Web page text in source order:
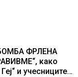
ФРЛЕНА
како
и учесниците